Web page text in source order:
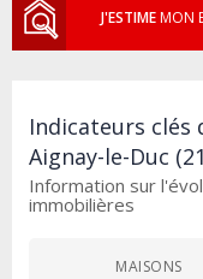
J'ESTIMEMON
Indicateurs clés
Aignay-le-Duc
Information sur
immobilières
MAISONS